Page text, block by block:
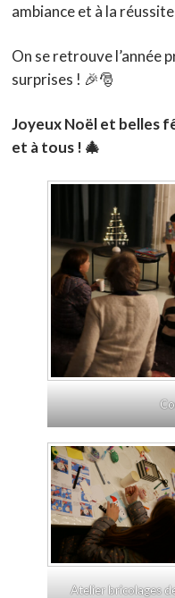
ambiance et à la
On se retrouve l’année
surprises ! 🎉🎅
Joyeux Noël et belles
et à tous ! 🎄
Atelier bricolages